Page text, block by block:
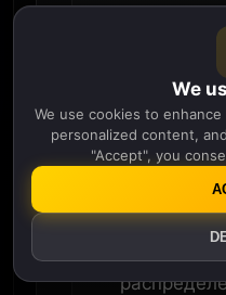
стремится
для
Точное
спутников,
почвенных
We
We use cookies to
personalized content,
"Accept", you